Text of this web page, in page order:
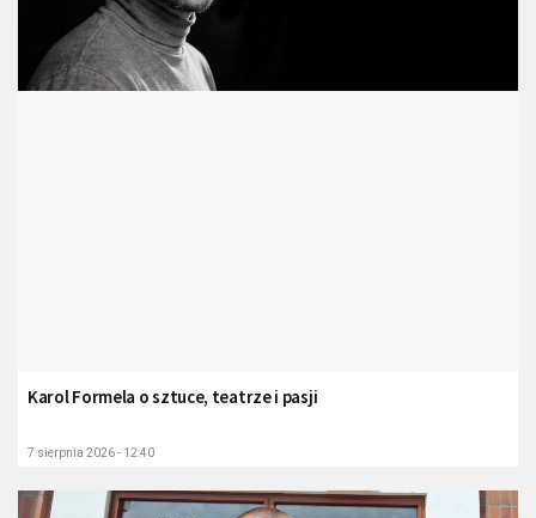
Karol Formela o sztuce, teatrze i pasji
7 sierpnia 2026 - 12:40